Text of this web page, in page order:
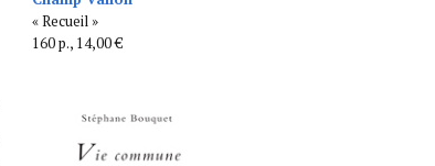
« Recueil »
160 p., 14,00 €